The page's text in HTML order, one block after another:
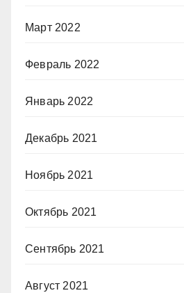
Март 2022
Февраль 2022
Январь 2022
Декабрь 2021
Ноябрь 2021
Октябрь 2021
Сентябрь 2021
Август 2021